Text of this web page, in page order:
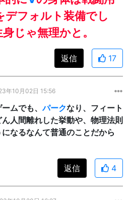
デフォルト装備でし
じゃ無理かと。
返信 17
年10月02日 15:56
ムでも、パークなり、フィート
人間離れした挙動や、物理法則
なるなんて普通のことだから
返信 4